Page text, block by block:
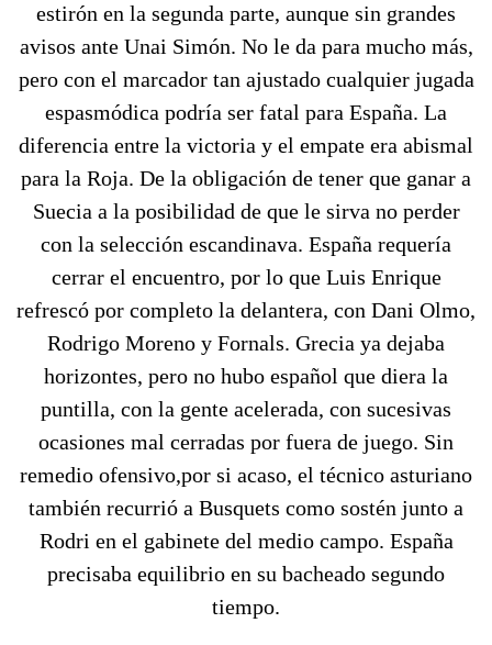
estirón en la segunda parte, aunque sin grandes
avisos ante Unai Simón. No le da para mucho más,
pero con el marcador tan ajustado cualquier jugada
espasmódica podría ser fatal para España. La
diferencia entre la victoria y el empate era abismal
para la Roja. De la obligación de tener que ganar a
Suecia a la posibilidad de que le sirva no perder
con la selección escandinava. España requería
cerrar el encuentro, por lo que Luis Enrique
refrescó por completo la delantera, con Dani Olmo,
Rodrigo Moreno y Fornals. Grecia ya dejaba
horizontes, pero no hubo español que diera la
puntilla, con la gente acelerada, con sucesivas
ocasiones mal cerradas por fuera de juego. Sin
remedio ofensivo,por si acaso, el técnico asturiano
también recurrió a Busquets como sostén junto a
Rodri en el gabinete del medio campo. España
precisaba equilibrio en su bacheado segundo
tiempo.